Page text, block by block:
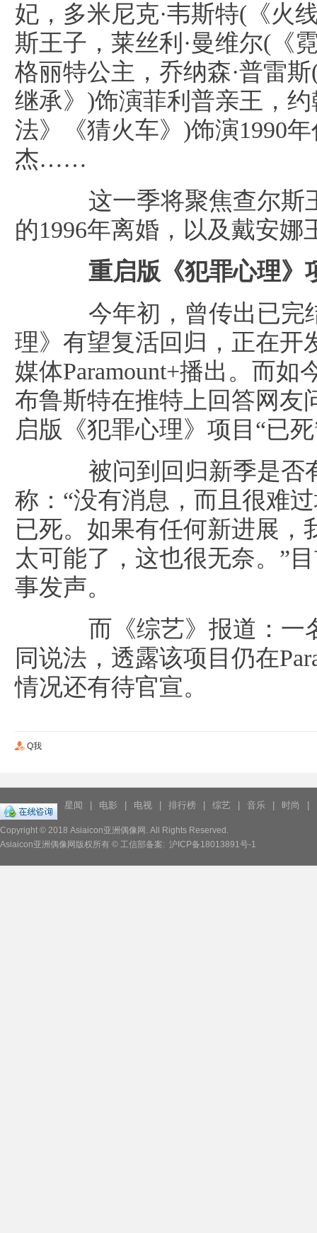
妃，多米尼克·韦斯特(《火
斯王子，莱丝利·曼维尔(《
格丽特公主，乔纳森·普雷
继承》)饰演菲利普亲王，约
法》《猜火车》)饰演1990
杰……
这一季将聚焦查尔斯
的1996年离婚，以及戴安娜
重启版《犯罪心理》
今年初，曾传出已完
理》有望复活回归，正在开
媒体Paramount+播出。而如
布鲁斯特在推特上回答网友
启版《犯罪心理》项目“已
被问到回归新季是否
称：“没有消息，而且很难
已死。如果有任何新进展，
太可能了，这也很无奈。”
事发声。
而《综艺》报道：一
同说法，透露该项目仍在
情况还有待官宣。
Q我
星闻 电影 电视 排行榜 综艺 音乐 时尚
Copyright © 2018 Asiaicon亚洲偶像网. All Rights Reserved.
Asiaicon亚洲偶像网版权所有 © 工信部备案: 沪ICP备18013891号-1